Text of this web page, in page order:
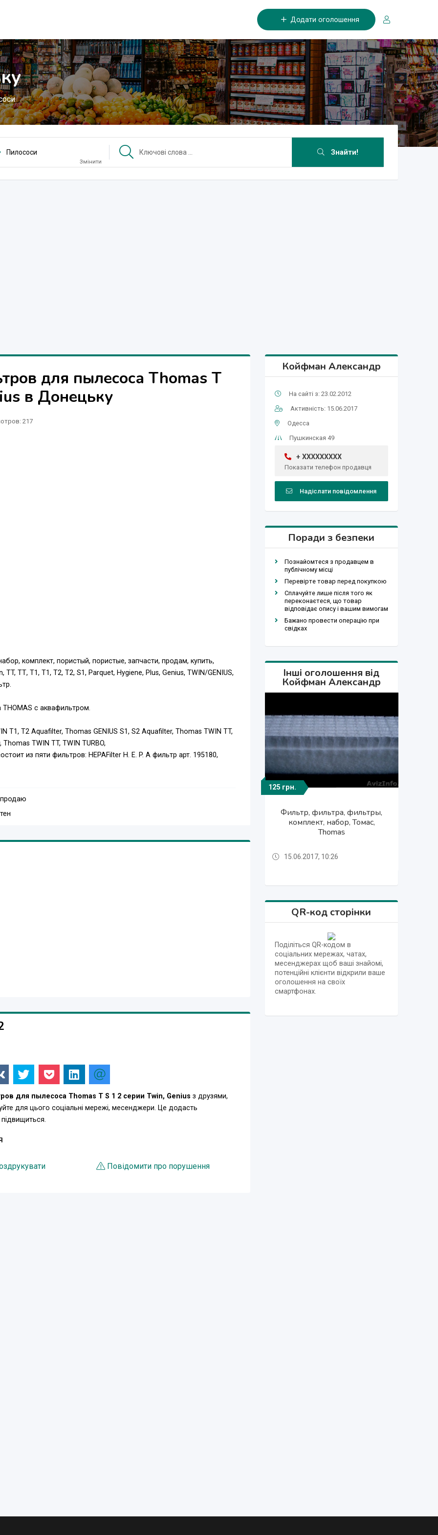
Додати оголошення
Пилососи
Змінити
Знайти!
для пылесоса Thomas T
в Донецьку
: 217
комплект, пористый, пористые, запчасти, продам, купить,
ТТ, T1, Т1, T2, Т2, S1, Parquet, Hygiene, Plus, Genius, TWIN/GENIUS,
с аквафильтром.
T1, T2 Aquafilter, Thomas GENIUS S1, S2 Aquafilter, Thomas TWIN TT,
TWIN TT, TWIN TURBO,
из пяти фильтров: HEPAFilter H. E. P. A фильтр арт. 195180,
фильтр арт. 195197, Пористый фильтр емкости аква
для пылесоса Thomas T S 1 2 серии Twin, Genius з друзями,
для цього соціальні мережі, месенджери. Це додасть
Повідомити про порушення
Койфман Александр
На сайті з: 23.02.2012
Активність: 15.06.2017
Одесса
Пушкинская 49
+ XXXXXXXXX
Показати телефон продавця
Надіслати повідомлення
Поради з безпеки
Познайомтеся з продавцем в
публічному місці
Перевірте товар перед покупкою
Сплачуйте лише після того як
переконаєтеся, що товар
відповідає опису і вашим вимогам
Бажано провести операцію при
свідках
Інші оголошення від
Койфман Александр
125 грн.
Фильтр, фильтра, фильтры,
комплект, набор, Томас,
Thomas
15.06.2017, 10:26
125 грн.
Фильтр, фильтра, фильтры,
комплект, набор, Томас,
Thomas
15.06.2017, 10:26
125 грн.
Фильтр, фильтра, фильтры,
комплект, набор, Томас,
Thomas
15.06.2017, 10:26
QR-код сторінки
Поділіться QR-кодом в
соціальних мережах, чатах,
месенджерах щоб ваші знайомі,
потенційні клієнти відкрили ваше
оголошення на своїх
смартфонах.